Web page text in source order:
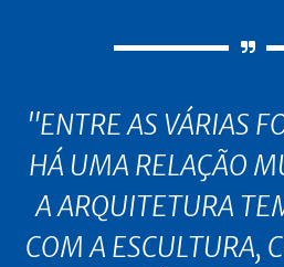
"ENTRE AS VÁRIAS
HÁ UMA RELAÇÃO
A ARQUITETURA
COM A ESCULTURA,